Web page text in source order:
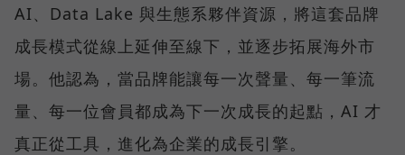
AI、Data Lake 與生態系夥伴資源，將這套品牌
成長模式從線上延伸至線下，並逐步拓展海外市
場。他認為，當品牌能讓每一次聲量、每一筆流
量、每一位會員都成為下一次成長的起點，AI 才
真正從工具，進化為企業的成長引擎。